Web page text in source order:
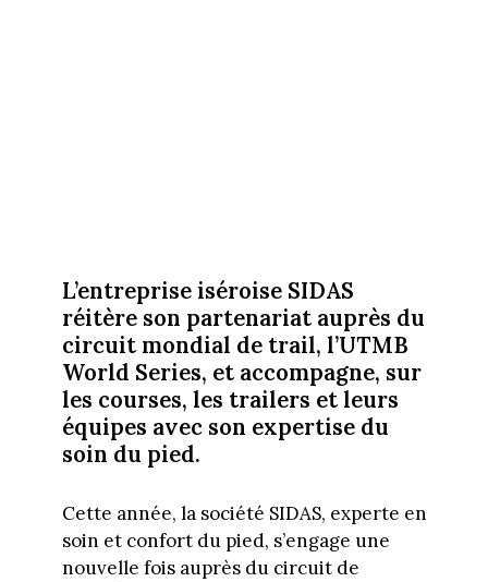
L’entreprise iséroise SIDAS
réitère son partenariat auprès du
circuit mondial de trail, l’UTMB
World Series, et accompagne, sur
les courses, les trailers et leurs
équipes avec son expertise du
soin du pied.
Cette année, la société SIDAS, experte en
soin et confort du pied, s’engage une
nouvelle fois auprès du circuit de